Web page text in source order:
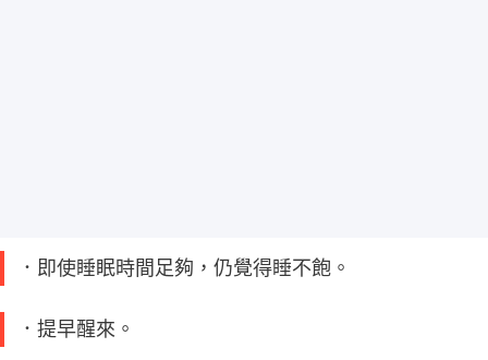
．即使睡眠時間足夠，仍覺得睡不飽。
．提早醒來。